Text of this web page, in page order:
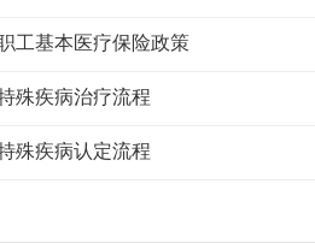
工基本医疗保险政策
殊疾病治疗流程
殊疾病认定流程